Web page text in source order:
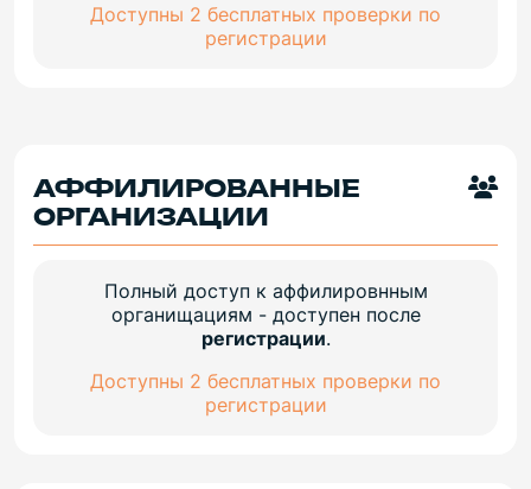
Доступны 2 бесплатных проверки по
регистрации
АФФИЛИРОВАННЫЕ
ОРГАНИЗАЦИИ
Полный доступ к аффилировнным
органищациям - доступен после
регистрации.
Доступны 2 бесплатных проверки по
регистрации